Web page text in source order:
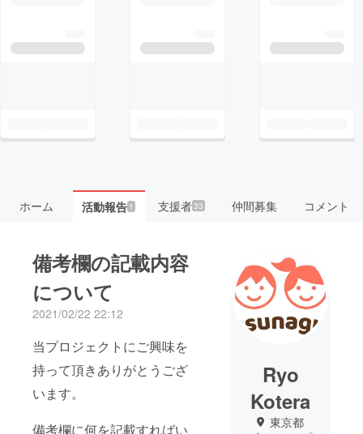
ホーム 活動報告1 支援者33 仲間募集 コメント
備考欄の記載内容
について
2021/02/22 22:12
当プロジェクトにご興味を
持って頂きありがとうござ
います。
備考欄に何を記載すればい
Ryo
Kotera
東京都